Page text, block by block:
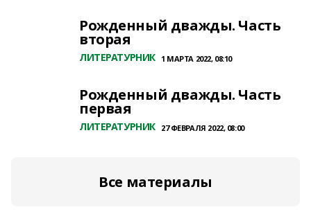
Рожденный дважды. Часть
вторая
ЛИТЕРАТУРНИК 1 МАРТА 2022, 08:10
Рожденный дважды. Часть
первая
ЛИТЕРАТУРНИК 27 ФЕВРАЛЯ 2022, 08:00
Все материалы